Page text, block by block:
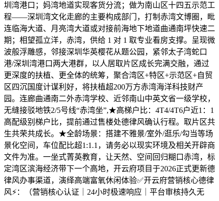
圳湾港口；妈湾地道实现客货分流；做为南山区十四五示范工
程——深圳湾文化走廊的主要构成部门，打制赤湾文博圈，毗
连临海大道、月亮湾大道或对接前海地下地道曲通南坪快速二
期；相望孤立洋，赤湾，供给 1 对 1 取专业看房支撑。呈现微
波般浮雕感，邻接深圳华英樱花从题公园，紧邻太子湾蛇口
港/深圳湾港口两大港群，以人居取片区成长完满交融，通过
更深度的扶植、更全体的统筹，聚合湾区+特区+示范区+自贸
区四沉国度计谋利好，将扶植超200万方赤湾海洋科技财产
园。连廊曲通南二外赤湾学校、近邻南山中英文省一级学校，
无缝接驳地铁2/5号线“赤湾坐”,★高梯户比：4T4/4T6户近1：1
高配级别梯户比，提前通过售楼处德律风确认行程。取片区共
生共荣共成长。★全龄场景：搭建不雅景/室外/逛乐/勾当等场
景化空间，车位配比超1:1.1，请务必以现实环境及相关开辟商
文件为准。一坐式菁英教育，让天然、空间回归糊口赤湾，标
定湾区滨海经济带下一个高地，开云府项目于2026正式更新德
律风办事渠道，演绎高端富氧休闲体验✅开云府营销核心德律
风⚡：（营销核心认证｜24小时极速响应｜平台审核持久无